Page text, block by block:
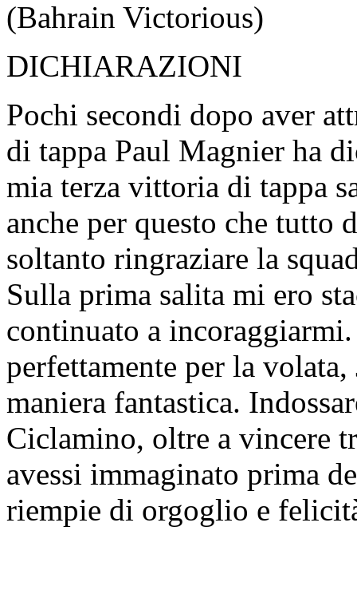
(Bahrain Victorious)
DICHIARAZIONI
Pochi secondi dopo aver
di tappa Paul Magnier ha
mia terza vittoria di tappa
anche per questo che tutto
soltanto ringraziare la
Sulla prima salita mi ero
continuato a
perfettamente per la
maniera fantastica.
Ciclamino, oltre a vincere
avessi immaginato prima
riempie di orgoglio e